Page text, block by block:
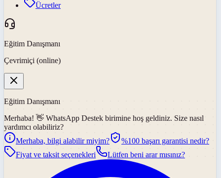
Ücretler
Eğitim Danışmanı
Çevrimiçi (online)
Eğitim Danışmanı
Merhaba! 👋 WhatsApp Destek birimine hoş geldiniz. Size nasıl
yardımcı olabiliriz?
Merhaba, bilgi alabilir miyim?
%100 başarı garantisi nedir?
Fiyat ve taksit seçenekleri
Lütfen beni arar mısınız?